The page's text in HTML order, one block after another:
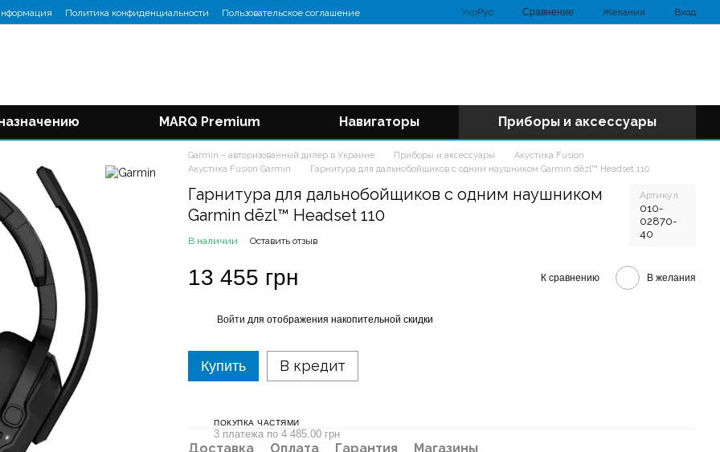
Политика конфиденциальности
Пользовательское соглашение
УкрРус Сравнение Желания Вход
MARQ Premium Навигаторы Приборы и аксессуары
Garmin – авторизованный дилер в Украине Приборы и аксессуары
Акустика Fusion
Акустика Fusion Garmin
Гарнитура для дальнобойщиков с одним наушником Garmin dēzl™ Headset 110
Гарнитура для дальнобойщиков с одним наушником
Garmin dēzl™ Headset 110
Артикул
010-
02870-
40
В наличии Оставить отзыв
13 455 грн К сравнению В желания
Войти для отображения накопительной скидки
Купить В кредит
ПОКУПКА ЧАСТЯМИ
3 платежа по 4 485.00 грн
Доставка Оплата Гарантия
Магазины